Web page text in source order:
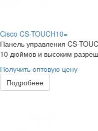
Cisco CS-TOUCH10=
Панель управления CS-
10 дюймов и высоким
Получить оптовую цену
Подробнее